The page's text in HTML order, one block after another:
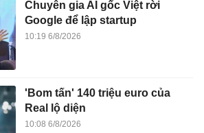
Chuyên gia AI gốc Việt rời
Google để lập startup
10:19 6/8/2026
'Bom tấn' 140 triệu euro của
Real lộ diện
10:08 6/8/2026